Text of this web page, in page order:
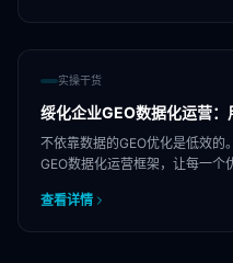
实操干货
绥化企业GEO数据化运营
不依靠数据的GEO优化是低效的
GEO数据化运营框架，让每一个
查看详情